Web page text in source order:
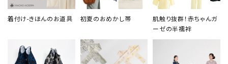
着付け-きほんのお道具 初夏のおめかし帯
肌触り抜群！赤ちゃんガ
ーゼの半襦袢